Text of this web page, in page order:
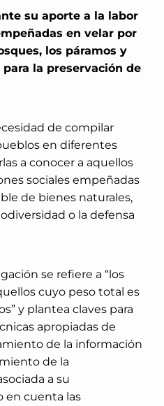
su aporte a la labor
en velar por
los páramos y
la preservación de
de compilar
en diferentes
a conocer a aquellos
sociales empeñadas
de bienes naturales,
o la defensa
se refiere a “los
cuyo peso total es
y plantea claves para
apropiadas de
de la información
de la
a su
en cuenta las